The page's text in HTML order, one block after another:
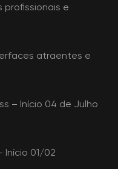
profissionais e
atraentes e
– Início 04 de Julho
Início 01/02